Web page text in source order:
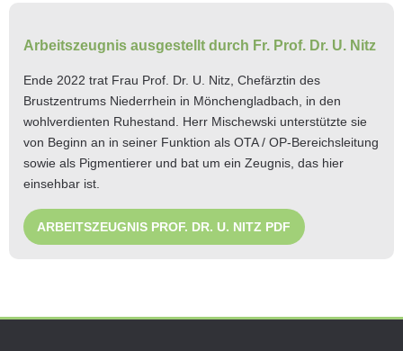
Arbeitszeugnis ausgestellt durch Fr. Prof. Dr. U. Nitz
Ende 2022 trat Frau Prof. Dr. U. Nitz, Chefärztin des
Brustzentrums Niederrhein in Mönchengladbach, in den
wohlverdienten Ruhestand. Herr Mischewski unterstützte sie
von Beginn an in seiner Funktion als OTA / OP-Bereichsleitung
sowie als Pigmentierer und bat um ein Zeugnis, das hier
einsehbar ist.
ARBEITSZEUGNIS PROF. DR. U. NITZ PDF